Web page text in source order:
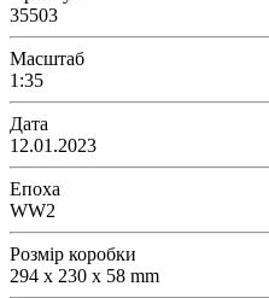
35503
Масштаб
1:35
Дата
12.01.2023
Епоха
WW2
Розмір коробки
294 x 230 x 58 mm